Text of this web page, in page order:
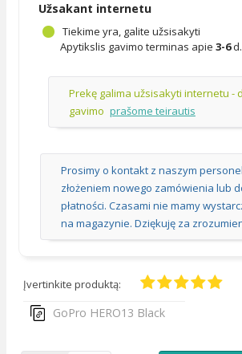
Užsakant internetu
Tiekime yra, galite užsisakyti
Apytikslis gavimo terminas apie 3-6
Prekę galima užsisakyti internetu -
gavimo prašome teirautis
Prosimy o kontakt z naszym
złożeniem nowego zamówienia lub
płatności. Czasami nie mamy
na magazynie. Dziękuję za
Įvertinkite produktą:
GoPro HERO13 Black